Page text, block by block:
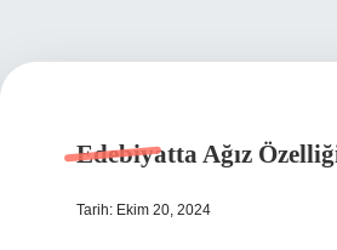
Edebiyatta Ağız
Tarih: Ekim 20, 2024